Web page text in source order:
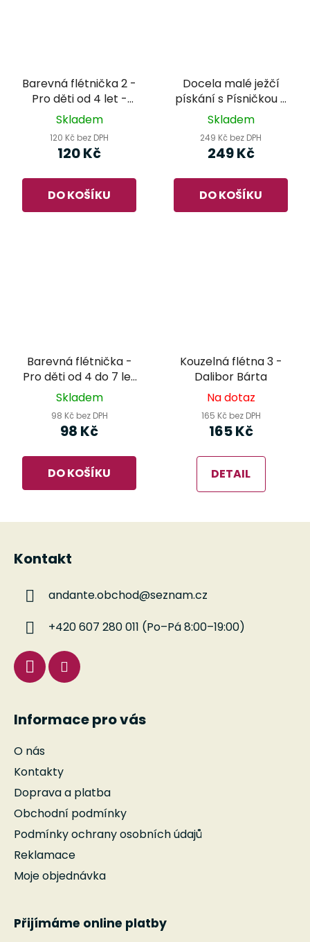
Barevná flétnička 2 -
Pro děti od 4 let -
Saša Kolářová
Skladem
120 Kč bez DPH
120 Kč
DO KOŠÍKU
Docela malé ježčí
pískání s Písničkou a
Fučílkem - Vlasta
Nesvadba
Skladem
249 Kč bez DPH
249 Kč
DO KOŠÍKU
Barevná flétnička -
Pro děti od 4 do 7 let
- Saša Kolářová
Skladem
98 Kč bez DPH
98 Kč
DO KOŠÍKU
Kouzelná flétna 3 -
Dalibor Bárta
Na dotaz
165 Kč bez DPH
165 Kč
DETAIL
Kontakt
andante.obchod@seznam.cz
+420 607 280 011 (Po–Pá 8:00–19:00)
Informace pro vás
O nás
Kontakty
Doprava a platba
Obchodní podmínky
Podmínky ochrany osobních údajů
Reklamace
Moje objednávka
Přijímáme online platby